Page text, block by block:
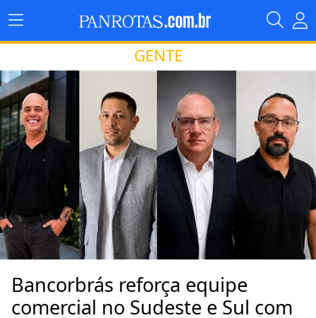
GENTE
Bancorbrás reforça equipe
comercial no Sudeste e Sul com